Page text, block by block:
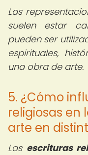
Las
suelen estar
pueden ser
espirituales,
una obra de arte.
5. ¿Cómo
religiosas en
arte en
Las escrituras